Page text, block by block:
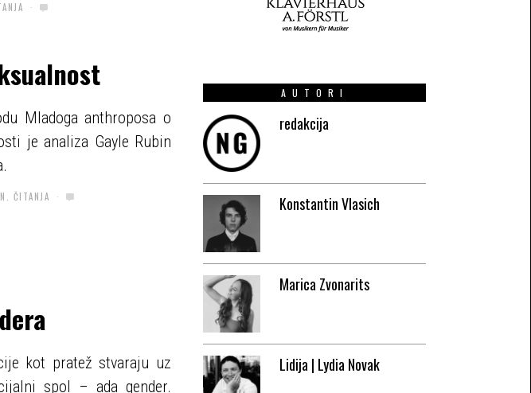
Mladoga anthroposa o
je analiza Gayle Rubin
ČITANJA
kot pratež stvaraju uz
spol – ada gender.
AUTORI
redakcija
Konstantin Vlasich
Marica Zvonarits
Lidija | Lydia Novak